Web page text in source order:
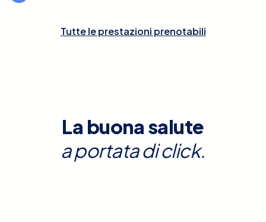
Tutte le prestazioni prenotabili
La buona salute
a portata di click.